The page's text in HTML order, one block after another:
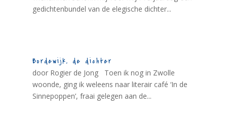
gedichtenbundel van de elegische dichter...
Bordewijk, de dichter
door Rogier de Jong Toen ik nog in Zwolle
woonde, ging ik weleens naar literair café ‘In de
Sinnepoppen’, fraai gelegen aan de...